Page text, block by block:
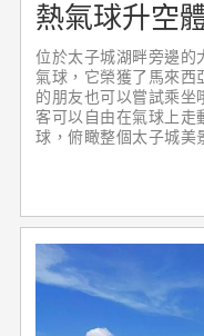
熱氣球升空
位於太子城湖畔旁邊的
氣球，它榮獲了馬來西
的朋友也可以嘗試乘坐
客可以自由在氣球上走
球，俯瞰整個太子城美